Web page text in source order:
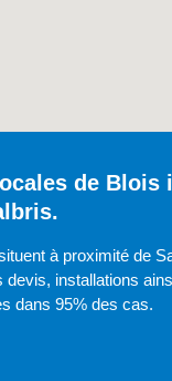
de Blois
à proximité de
devis, installations
dans 95% des cas.